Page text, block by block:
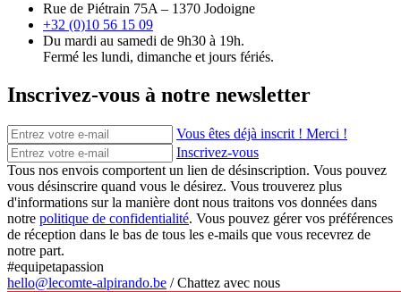
Rue de Piétrain 75A – 1370 Jodoigne
+32 (0)10 56 15 09
Du mardi au samedi de 9h30 à 19h.
Fermé les lundi, dimanche et jours fériés.
Inscrivez-vous à notre newsletter
Vous êtes déjà inscrit ! Merci !
Inscrivez-vous
Tous nos envois comportent un lien de désinscription. Vous pouvez
vous désinscrire quand vous le désirez. Vous trouverez plus
d'informations sur la manière dont nous traitons vos données dans
notre politique de confidentialité. Vous pouvez gérer vos préférences
de réception dans le bas de tous les e-mails que vous recevrez de
notre part.
#equipetapassion
hello@lecomte-alpirando.be /Chattez avec nous